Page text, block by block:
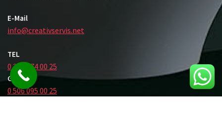
E-Mail
info@creativservis.net
TEL
0 212 474 00 25
GSM
0 506 095 00 25